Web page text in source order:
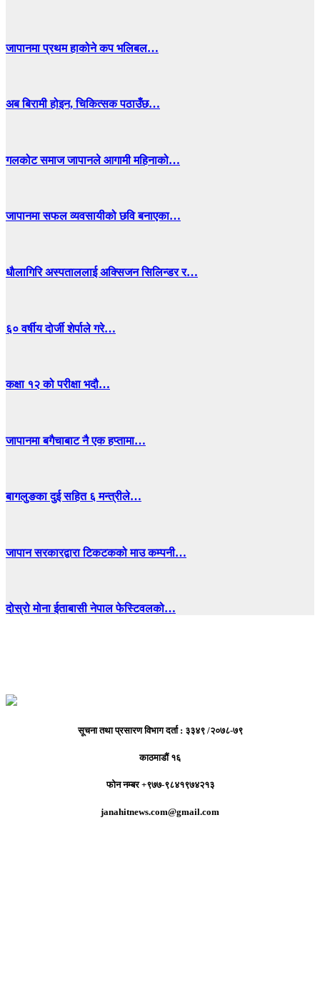
जापानमा प्रथम हाकोने कप भलिबल…
अब बिरामी होइन, चिकित्सक पठाउँछ…
गलकोट समाज जापानले आगामी महिनाको…
जापानमा सफल व्यवसायीको छवि बनाएका…
धाैलागिरि अस्पताललाई अक्सिजन सिलिन्डर र…
६० वर्षीय दोर्जी शेर्पाले गरे…
कक्षा १२ को परीक्षा भदौ…
जापानमा बगैचाबाट नै एक हप्तामा…
बागलुङका दुई सहित ६ मन्त्रीले…
जापान सरकारद्वारा टिकटकको माउ कम्पनी…
दोस्रो मोना ईताबासी नेपाल फेस्टिवलको…
सूचना तथा प्रसारण विभाग दर्ता : ३३४९ /२०७८-७९
काठमाडौं १६
फोन नम्बर +९७७-९८४१९७४२१३
janahitnews.com@gmail.com